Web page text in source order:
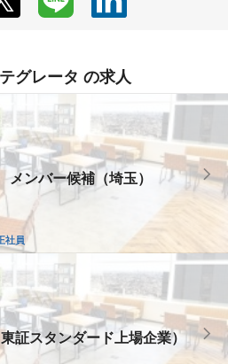
グレータ の求人
ンバー候補（埼玉）
社員
証スタンダード上場企業）